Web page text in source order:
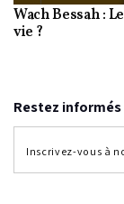
Wach Bessah :
vie ?
Restez